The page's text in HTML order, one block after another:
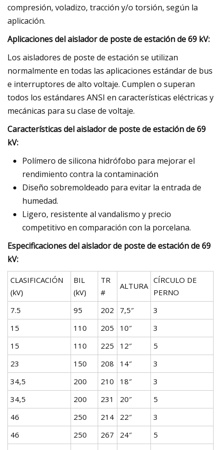
compresión, voladizo, tracción y/o torsión, según la
aplicación.
Aplicaciones del aislador de poste de estación de 69 kV:
Los aisladores de poste de estación se utilizan
normalmente en todas las aplicaciones estándar de bus
e interruptores de alto voltaje. Cumplen o superan
todos los estándares ANSI en características eléctricas y
mecánicas para su clase de voltaje.
Características del aislador de poste de estación de 69
kV:
Polímero de silicona hidrófobo para mejorar el
rendimiento contra la contaminación
Diseño sobremoldeado para evitar la entrada de
humedad.
Ligero, resistente al vandalismo y precio
competitivo en comparación con la porcelana.
Especificaciones del aislador de poste de estación de 69
kV:
CLASIFICACIÓN
(kV)
BIL
(kV)
TR
#
ALTURA
CÍRCULO DE
PERNO
7.5
95 202 7,5″
3
15
110 205 10″
3
15
110 225 12″
5
23
150 208 14″
3
34,5
200 210 18″
3
34,5
200 231 20″
5
46
250 214 22″
3
46
250 267 24″
5